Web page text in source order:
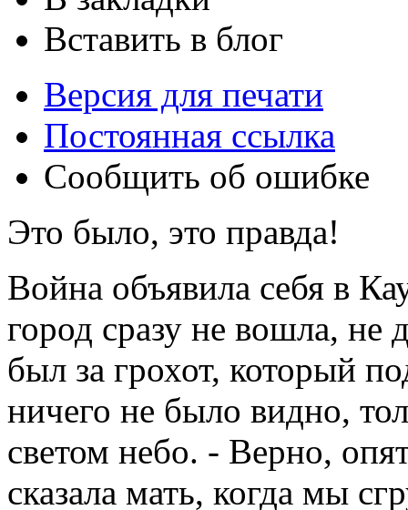
Вставить в блог
Версия для печати
Постоянная ссылка
Сообщить об ошибке
Это было, это правда!
Война объявила себя в
город сразу не вошла, не
был за грохот, который
ничего не было видно,
светом небо. - Верно,
сказала мать, когда мы